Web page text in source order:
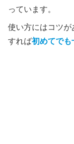
っています。
使い方にはコツ
すれば初めてでも